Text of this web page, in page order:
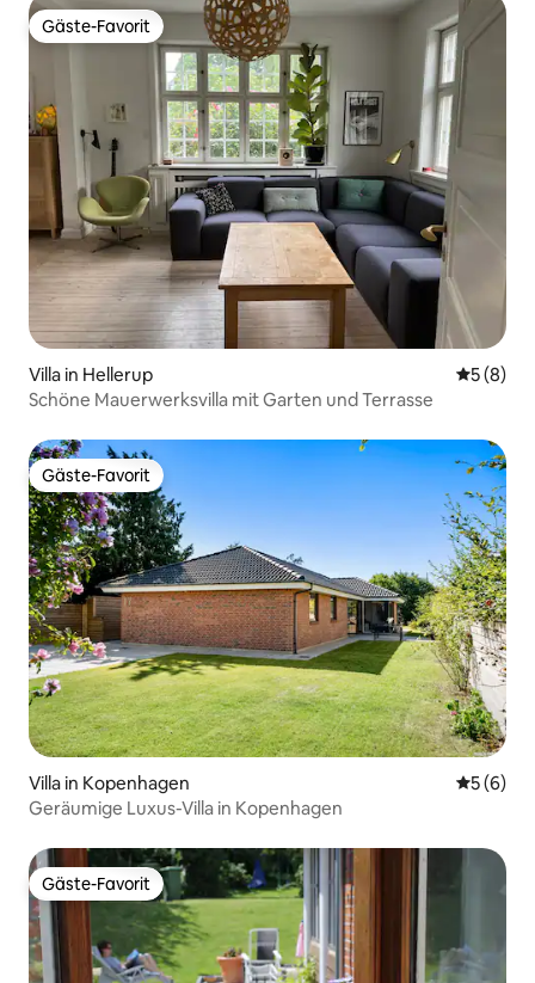
Gäste-Favorit
Gäste-Favorit
Villa in Hellerup
5 (8)
Schöne Mauerwerksvilla mit Garten und Terrasse
Gäste-Favorit
Gäste-Favorit
Villa in Kopenhagen
5 (6)
Geräumige Luxus-Villa in Kopenhagen
Gäste-Favorit
Gäste-Favorit